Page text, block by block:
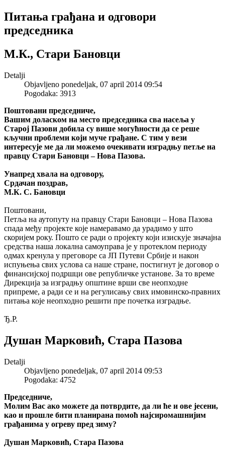
Питања грађана и одговори
председника
М.К., Стари Бановци
Detalji
Objavljeno ponedeljak, 07 april 2014 09:54
Pogodaka: 3913
Поштовани председниче,
Вашим доласком на место председника сва насеља у
Старој Пазови добила су више могућности да се реше
кључни проблеми који муче грађане. С тим у вези
интересује ме да ли можемо очекивати изградњу петље на
правцу Стари Бановци – Нова Пазова.
Унапред хвала на одговору,
Срдачан поздрав,
М.К. С. Бановци
Поштовани,
Петља на аутопуту на правцу Стари Бановци – Нова Пазова
спада међу пројекте које намеравамо да урадимо у што
скоријем року. Пошто се ради о пројекту који изискује значајна
средства наша локална самоуправа је у протеклом периоду
одмах кренула у преговоре са ЈП Путеви Србије и након
испуњења свих услова са наше стране, постигнут је договор о
финансијској подршци ове републичке установе. За то време
Дирекција за изградњу општине врши све неопходне
припреме, а ради се и на регулисању свих имовинско-правних
питања које неопходно решити пре почетка изградње.
Ђ.Р.
Душан Марковић, Стара Пазова
Detalji
Objavljeno ponedeljak, 07 april 2014 09:53
Pogodaka: 4752
Председниче,
Молим Вас ако можете да потврдите, да ли ће и ове јесени,
као и прошле бити планирана помоћ најсиромашнијим
грађанима у огреву пред зиму?
Душан Марковић, Стара Пазова